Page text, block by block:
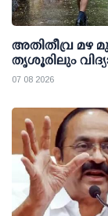
അതിതീവ്ര മഴ
തൃശൂരിലും
07 08 2026